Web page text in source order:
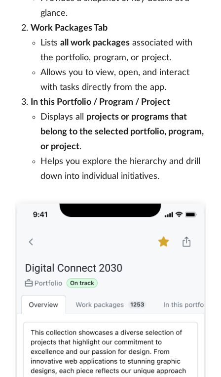
glance.
Work Packages Tab
Lists all work packages associated with
the portfolio, program, or project.
Allows you to view, open, and interact
with tasks directly from the app.
In this Portfolio / Program / Project
Displays all projects or programs that
belong to the selected portfolio, program,
or project.
Helps you explore the hierarchy and drill
down into individual initiatives.